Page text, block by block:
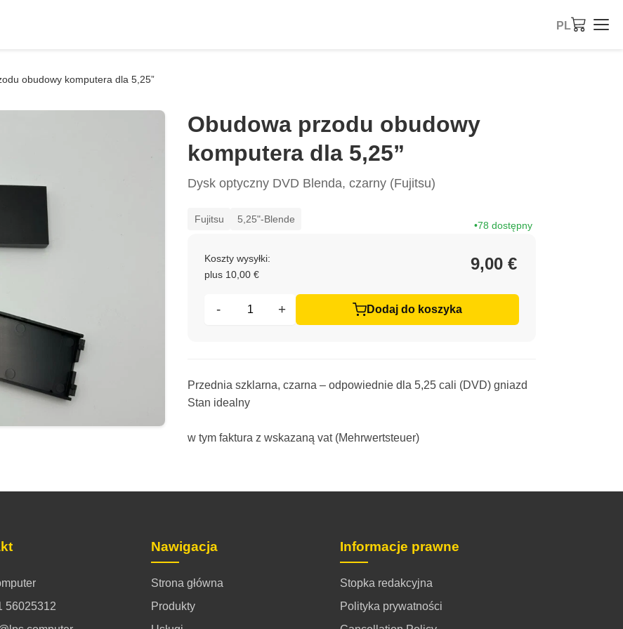
PL
obudowy komputera dla 5,25”
Obudowa przodu obudowy
komputera dla 5,25”
Dysk optyczny DVD Blenda, czarny (Fujitsu)
Fujitsu 5,25"-Blende
78 dostępny
Koszty wysyłki:
plus 10,00 €
9,00 €
- + Dodaj do koszyka
Przednia szklarna, czarna – odpowiednie dla 5,25 cali (DVD) gniazd
Stan idealny
w tym faktura z wskazaną vat (Mehrwertsteuer)
56025312
Nawigacja
Strona główna
Produkty
Informacje prawne
Stopka redakcyjna
Polityka prywatności